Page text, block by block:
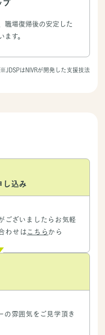
プ
職場復帰後の安定した
す。
※JDSPはNIVRが開発した支援技法
し込み
ございましたらお気軽
わせはこちらから
の雰囲気をご見学頂き